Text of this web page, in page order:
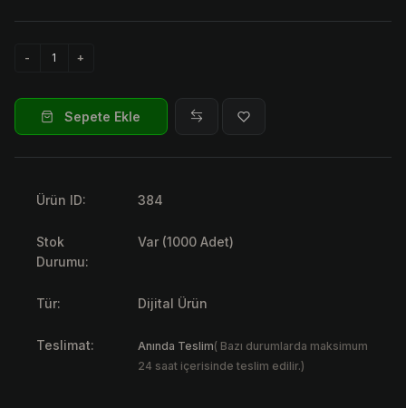
Sepete Ekle
Ürün ID: 384
Stok
Durumu:
Var (1000 Adet)
Tür: Dijital Ürün
Teslimat: Anında Teslim( Bazı durumlarda maksimum
24 saat içerisinde teslim edilir.)